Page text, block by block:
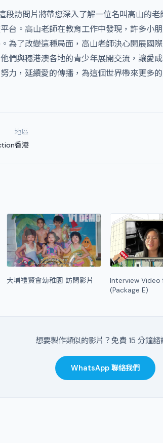
這段訪問片將帶您深入了解一位名叫高山的
台。高山老師在教育工作中發現，許多小
為了改變這種局面，高山老師決心開展國
們與穗港澳各地的青少年展開交流，讓愛
力，延續愛的傳播，為這個世界帶來更多
地區
香港
大埔禮賢會幼稚園 訪問影片
Interview Video
(Package E)
想要製作類似的影片？免費 15 分鐘諮
WhatsApp 聯絡我們